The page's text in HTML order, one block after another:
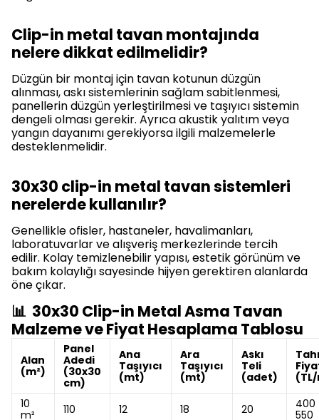
Clip-in metal tavan montajında
nelere dikkat edilmelidir?
Düzgün bir montaj için tavan kotunun düzgün
alınması, askı sistemlerinin sağlam sabitlenmesi,
panellerin düzgün yerleştirilmesi ve taşıyıcı sistemin
dengeli olması gerekir. Ayrıca akustik yalıtım veya
yangın dayanımı gerekiyorsa ilgili malzemelerle
desteklenmelidir.
30x30 clip-in metal tavan sistemleri
nerelerde kullanılır?
Genellikle ofisler, hastaneler, havalimanları,
laboratuvarlar ve alışveriş merkezlerinde tercih
edilir. Kolay temizlenebilir yapısı, estetik görünüm ve
bakım kolaylığı sayesinde hijyen gerektiren alanlarda
öne çıkar.
📊 30x30 Clip-in Metal Asma Tavan
Malzeme ve Fiyat Hesaplama Tablosu
Alan
(m²)
Panel
Adedi
(30x30
cm)
Ana
Taşıyıcı
(mt)
Ara
Taşıyıcı
(mt)
Askı
Teli
(adet)
10
m²
110 12 18 20
400
550